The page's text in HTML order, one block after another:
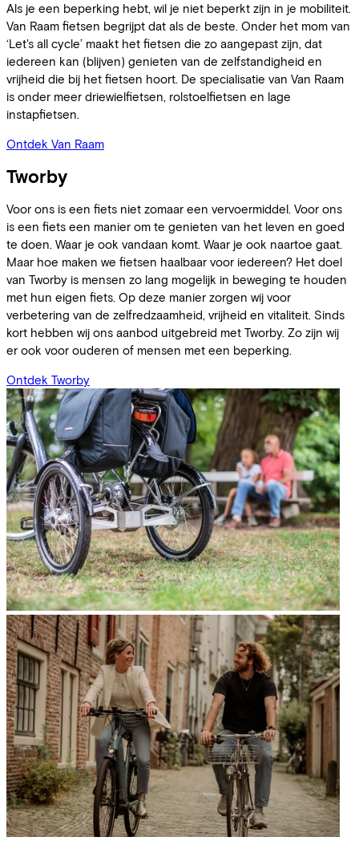
Als je een beperking hebt, wil je niet beperkt zijn in je mobiliteit.
Van Raam fietsen begrijpt dat als de beste. Onder het mom van
‘Let's all cycle’ maakt het fietsen die zo aangepast zijn, dat
iedereen kan (blijven) genieten van de zelfstandigheid en
vrijheid die bij het fietsen hoort. De specialisatie van Van Raam
is onder meer driewielfietsen, rolstoelfietsen en lage
instapfietsen.
Ontdek Van Raam
Tworby
Voor ons is een fiets niet zomaar een vervoermiddel. Voor ons
is een fiets een manier om te genieten van het leven en goed
te doen. Waar je ook vandaan komt. Waar je ook naartoe gaat.
Maar hoe maken we fietsen haalbaar voor iedereen? Het doel
van Tworby is mensen zo lang mogelijk in beweging te houden
met hun eigen fiets. Op deze manier zorgen wij voor
verbetering van de zelfredzaamheid, vrijheid en vitaliteit. Sinds
kort hebben wij ons aanbod uitgebreid met Tworby. Zo zijn wij
er ook voor ouderen of mensen met een beperking.
Ontdek Tworby